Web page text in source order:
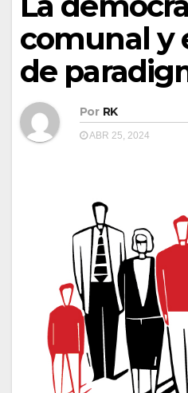
comunal y
de
Por RK
ABR 25, 2024